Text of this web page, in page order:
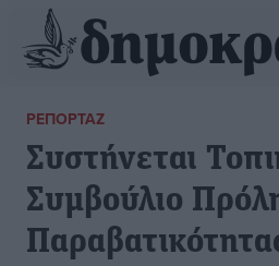
ΡΕΠΟΡΤΆΖ
Συστήνεται
Συμβούλιο